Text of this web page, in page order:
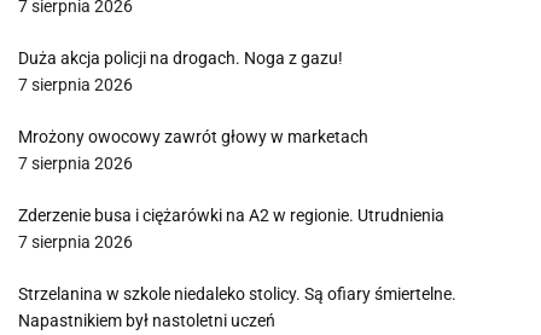
7 sierpnia 2026
Duża akcja policji na drogach. Noga z gazu!
7 sierpnia 2026
Mrożony owocowy zawrót głowy w marketach
7 sierpnia 2026
Zderzenie busa i ciężarówki na A2 w regionie. Utrudnienia
7 sierpnia 2026
Strzelanina w szkole niedaleko stolicy. Są ofiary śmiertelne.
Napastnikiem był nastoletni uczeń